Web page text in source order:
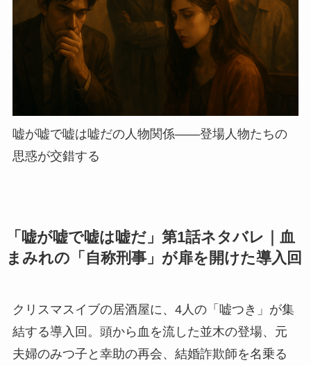
嘘が嘘で嘘は嘘だの人物関係——登場人物たちの
思惑が交錯する
「嘘が嘘で嘘は嘘だ」第1話ネタバレ｜血
まみれの「自称刑事」が扉を開けた導入回
クリスマスイブの居酒屋に、4人の「嘘つき」が集
結する導入回。頭から血を流した並木の登場、元
夫婦のみつ子と幸助の再会、結婚詐欺師を名乗る